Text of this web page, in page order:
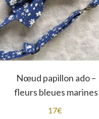
Nœud papillon ado –
fleurs bleues marines
17€